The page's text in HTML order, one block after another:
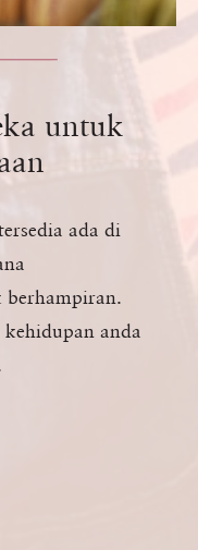
untuk
ada di
berhampiran.
anda